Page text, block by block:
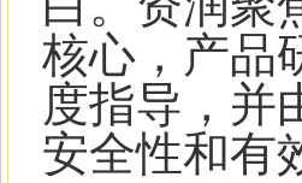
核心，产品
度指导，并
安全性和有